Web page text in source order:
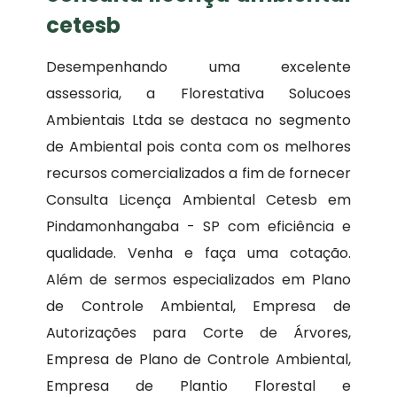
cetesb
Desempenhando uma excelente
assessoria, a Florestativa Solucoes
Ambientais Ltda se destaca no segmento
de Ambiental pois conta com os melhores
recursos comercializados a fim de fornecer
Consulta Licença Ambiental Cetesb em
Pindamonhangaba - SP com eficiência e
qualidade. Venha e faça uma cotação.
Além de sermos especializados em Plano
de Controle Ambiental, Empresa de
Autorizações para Corte de Árvores,
Empresa de Plano de Controle Ambiental,
Empresa de Plantio Florestal e